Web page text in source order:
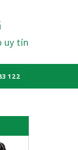
uy tín
122